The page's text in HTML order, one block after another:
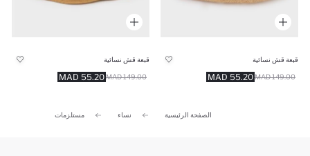
قبعة قش نسائية
55.20 MAD 149.00 MAD
قبعة قش نسائية
55.20 MAD 149.00 MAD
الصفحة الرئيسية نساء مستلزمات